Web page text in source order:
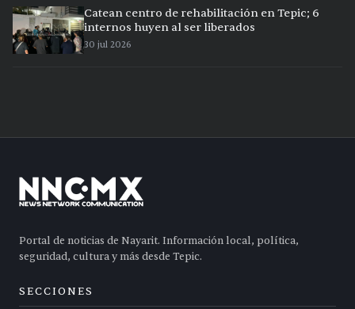
Catean centro de rehabilitación en Tepic; 6
internos huyen al ser liberados
30 jul 2026
Portal de noticias de Nayarit. Información local, política,
seguridad, cultura y más desde Tepic.
SECCIONES